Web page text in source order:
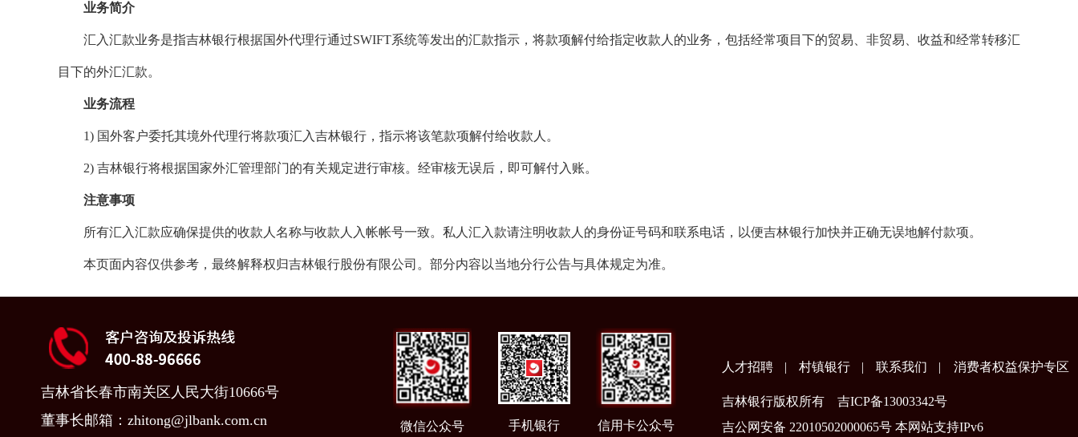
业务简介
汇入汇款业务是指吉林银行根据国外代理行通过SWIFT系统等发出的汇款指示，将款项解付给指定收款人的业务，包括经常项目下的贸易、非贸易、收益和经常转移汇款及资本
目下的外汇汇款。
业务流程
1) 国外客户委托其境外代理行将款项汇入吉林银行，指示将该笔款项解付给收款人。
2) 吉林银行将根据国家外汇管理部门的有关规定进行审核。经审核无误后，即可解付入账。
注意事项
所有汇入汇款应确保提供的收款人名称与收款人入帐帐号一致。私人汇入款请注明收款人的身份证号码和联系电话，以便吉林银行加快并正确无误地解付款项。
本页面内容仅供参考，最终解释权归吉林银行股份有限公司。部分内容以当地分行公告与具体规定为准。
吉林省长春市南关区人民大街10666号
董事长邮箱：zhitong@jlbank.com.cn
微信公众号 手机银行 信用卡公众号
人才招聘 | 村镇银行 | 联系我们 | 消费者权益保护专区
吉林银行版权所有吉ICP备13003342号
吉公网安备 22010502000065号 本网站支持IPv6